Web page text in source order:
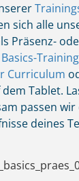
sich alle
Präsenz-
Basics-
Curriculum
Tablet.
passen
deines